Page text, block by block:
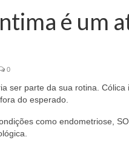
é um
0
ser parte da sua rotina.
do esperado.
como endometriose,